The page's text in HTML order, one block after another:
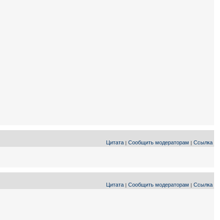
Цитата Сообщить модераторам Ссылка
Цитата Сообщить модераторам Ссылка